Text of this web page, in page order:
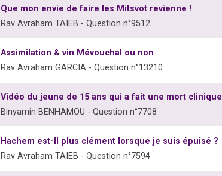
Que mon envie de faire les Mitsvot revienne !
Rav Avraham TAIEB - Question n°9512
Assimilation & vin Mévouchal ou non
Rav Avraham GARCIA - Question n°13210
Vidéo du jeune de 15 ans qui a fait une mort clinique
Binyamin BENHAMOU - Question n°7708
Hachem est-Il plus clément lorsque je suis épuisé ?
Rav Avraham TAIEB - Question n°7594